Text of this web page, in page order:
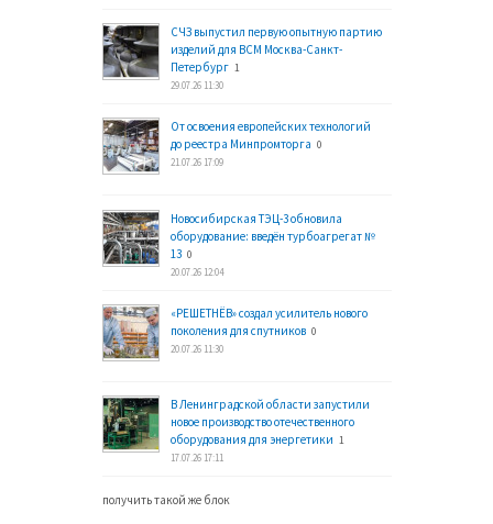
СЧЗ выпустил первую опытную партию
изделий для ВСМ Москва-Санкт-
Петербург 1
29.07.26 11:30
От освоения европейских технологий
до реестра Минпромторга 0
21.07.26 17:09
Новосибирская ТЭЦ-3 обновила
оборудование: введён турбоагрегат №
13 0
20.07.26 12:04
«РЕШЕТНЁВ» создал усилитель нового
поколения для спутников 0
20.07.26 11:30
В Ленинградской области запустили
новое производство отечественного
оборудования для энергетики 1
17.07.26 17:11
получить такой же блок